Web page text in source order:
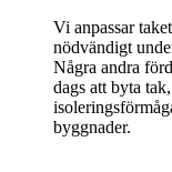
Vi anpassar
nödvändigt
Några andra
dags att byta
byggnader.